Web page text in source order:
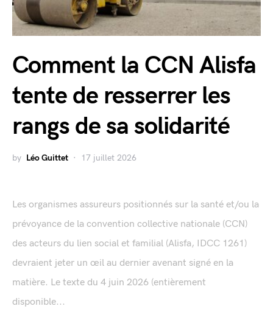
Comment la CCN Alisfa
tente de resserrer les
rangs de sa solidarité
by Léo Guittet 17 juillet 2026
Les organismes assureurs positionnés sur la santé et/ou la
prévoyance de la convention collective nationale (CCN)
des acteurs du lien social et familial (Alisfa, IDCC 1261)
devraient jeter un œil au dernier avenant signé en la
matière. Le texte du 4 juin 2026 (entièrement
disponible...